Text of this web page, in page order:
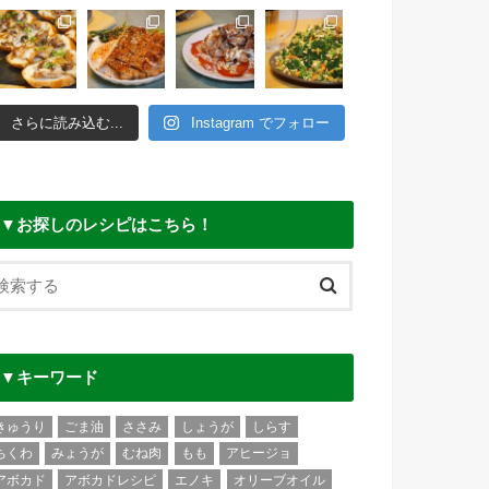
さらに読み込む... Instagram でフォロー
▼お探しのレシピはこちら！
▼キーワード
ゅうり ごま油 ささみ しょうが
しらす
くわ
みょうが むね肉 もも
アヒージョ
ボカド
アボカドレシピ エノキ オリーブオイル